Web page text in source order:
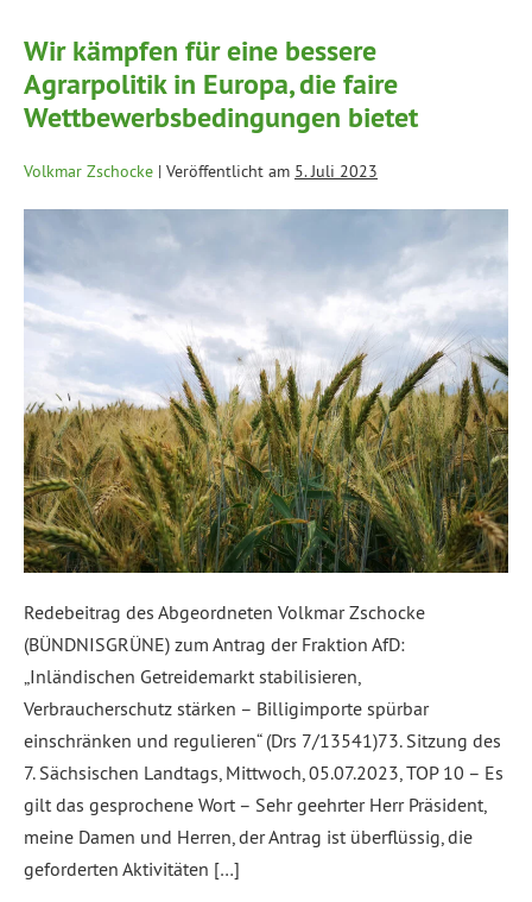
Wir kämpfen für eine bessere
Agrarpolitik in Europa, die faire
Wettbewerbsbedingungen bietet
Volkmar Zschocke | Veröffentlicht am 5. Juli 2023
Redebeitrag des Abgeordneten Volkmar Zschocke
(BÜNDNISGRÜNE) zum Antrag der Fraktion AfD:
„Inländischen Getreidemarkt stabilisieren,
Verbraucherschutz stärken – Billigimporte spürbar
einschränken und regulieren“ (Drs 7/13541)73. Sitzung des
7. Sächsischen Landtags, Mittwoch, 05.07.2023, TOP 10 – Es
gilt das gesprochene Wort – Sehr geehrter Herr Präsident,
meine Damen und Herren, der Antrag ist überflüssig, die
geforderten Aktivitäten […]